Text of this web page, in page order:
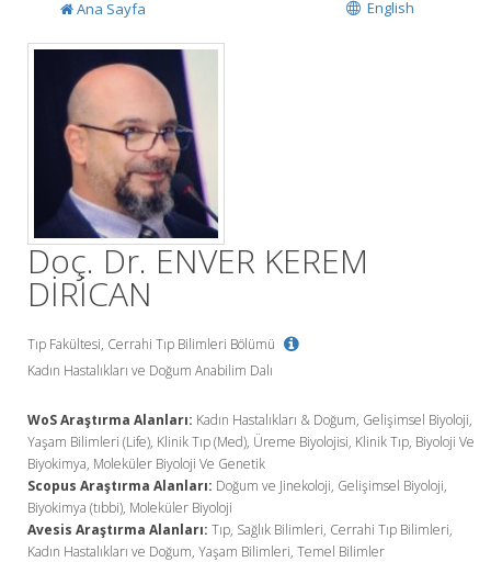
English
Ana Sayfa
Doç. Dr. ENVER KEREM
DİRİCAN
Tıp Fakültesi, Cerrahi Tıp Bilimleri Bölümü
Kadın Hastalıkları ve Doğum Anabilim Dalı
WoS Araştırma Alanları: Kadın Hastalıkları & Doğum, Gelişimsel Biyoloji,
Yaşam Bilimleri (Life), Klinik Tıp (Med), Üreme Biyolojisi, Klinik Tıp, Biyoloji Ve
Biyokimya, Moleküler Biyoloji Ve Genetik
Scopus Araştırma Alanları: Doğum ve Jinekoloji, Gelişimsel Biyoloji,
Biyokimya (tıbbi), Moleküler Biyoloji
Avesis Araştırma Alanları: Tıp, Sağlık Bilimleri, Cerrahi Tıp Bilimleri,
Kadın Hastalıkları ve Doğum, Yaşam Bilimleri, Temel Bilimler